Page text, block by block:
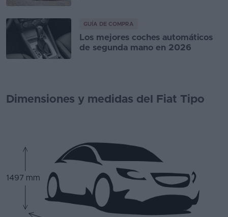
GUÍA DE COMPRA
Los mejores coches automáticos
de segunda mano en 2026
Dimensiones y medidas del Fiat Tipo
1497 mm